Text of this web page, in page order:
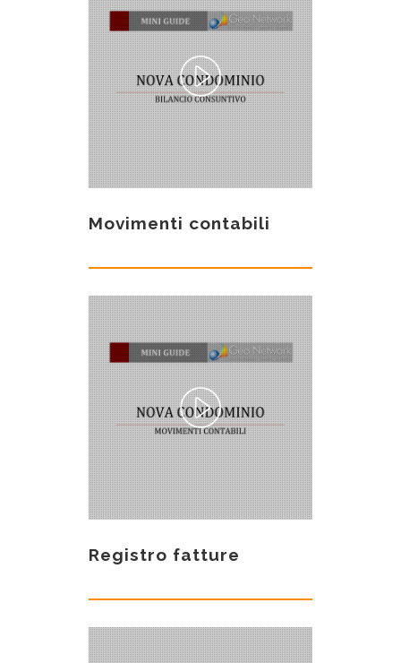
Movimenti contabili
Registro fatture